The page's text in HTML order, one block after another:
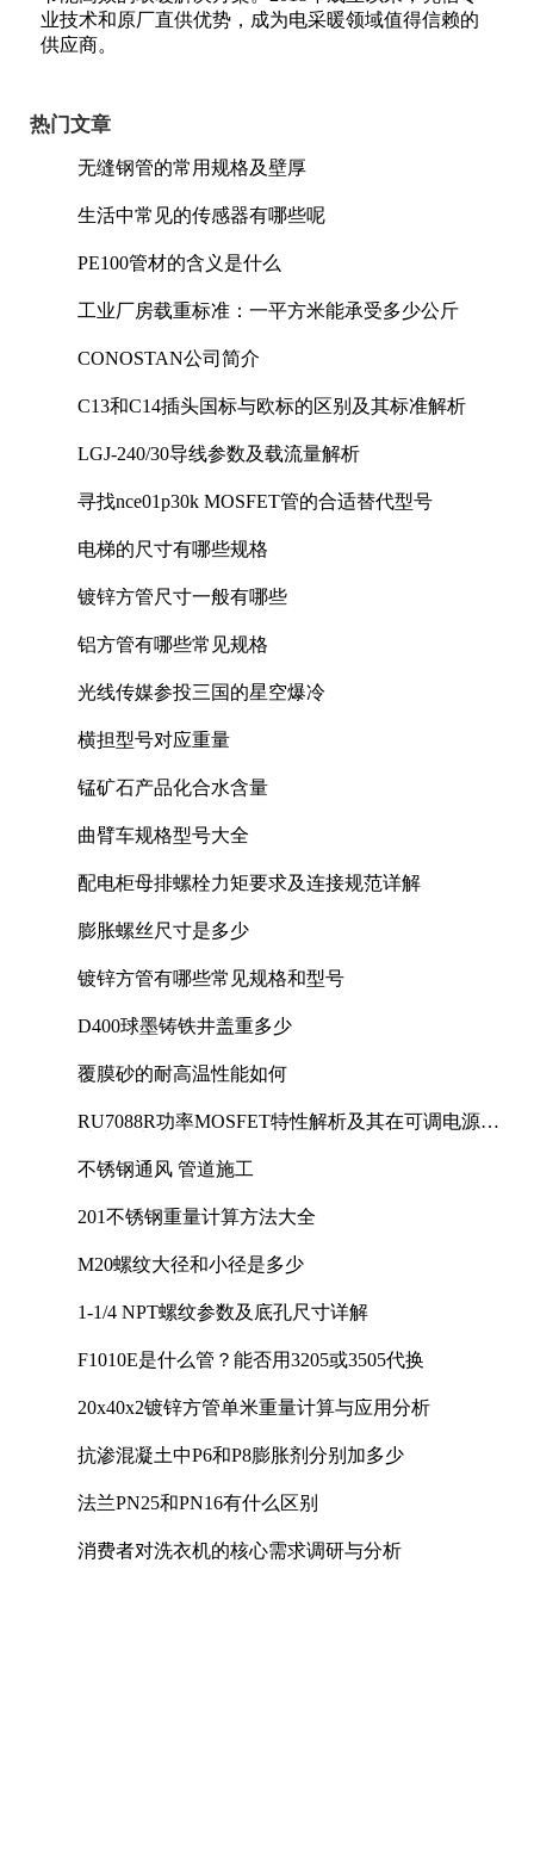
业技术和原厂直供优势，成为电采暖领域值得信赖的
供应商。
热门文章
无缝钢管的常用规格及壁厚
生活中常见的传感器有哪些呢
PE100管材的含义是什么
工业厂房载重标准：一平方米能承受多少公斤
CONOSTAN公司简介
C13和C14插头国标与欧标的区别及其标准解析
LGJ-240/30导线参数及载流量解析
寻找nce01p30k MOSFET管的合适替代型号
电梯的尺寸有哪些规格
镀锌方管尺寸一般有哪些
铝方管有哪些常见规格
光线传媒参投三国的星空爆冷
横担型号对应重量
锰矿石产品化合水含量
曲臂车规格型号大全
配电柜母排螺栓力矩要求及连接规范详解
膨胀螺丝尺寸是多少
镀锌方管有哪些常见规格和型号
D400球墨铸铁井盖重多少
覆膜砂的耐高温性能如何
RU7088R功率MOSFET特性解析及其在可调电源设
不锈钢通风 管道施工
201不锈钢重量计算方法大全
M20螺纹大径和小径是多少
1-1/4 NPT螺纹参数及底孔尺寸详解
F1010E是什么管？能否用3205或3505代换
20x40x2镀锌方管单米重量计算与应用分析
抗渗混凝土中P6和P8膨胀剂分别加多少
法兰PN25和PN16有什么区别
消费者对洗衣机的核心需求调研与分析